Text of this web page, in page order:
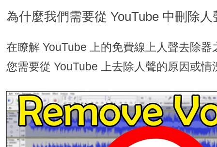
為什麼我們需要從 YouTube 中刪除人
在瞭解 YouTube 上的免費線上人聲去除
您需要從 YouTube 上去除人聲的原因或情